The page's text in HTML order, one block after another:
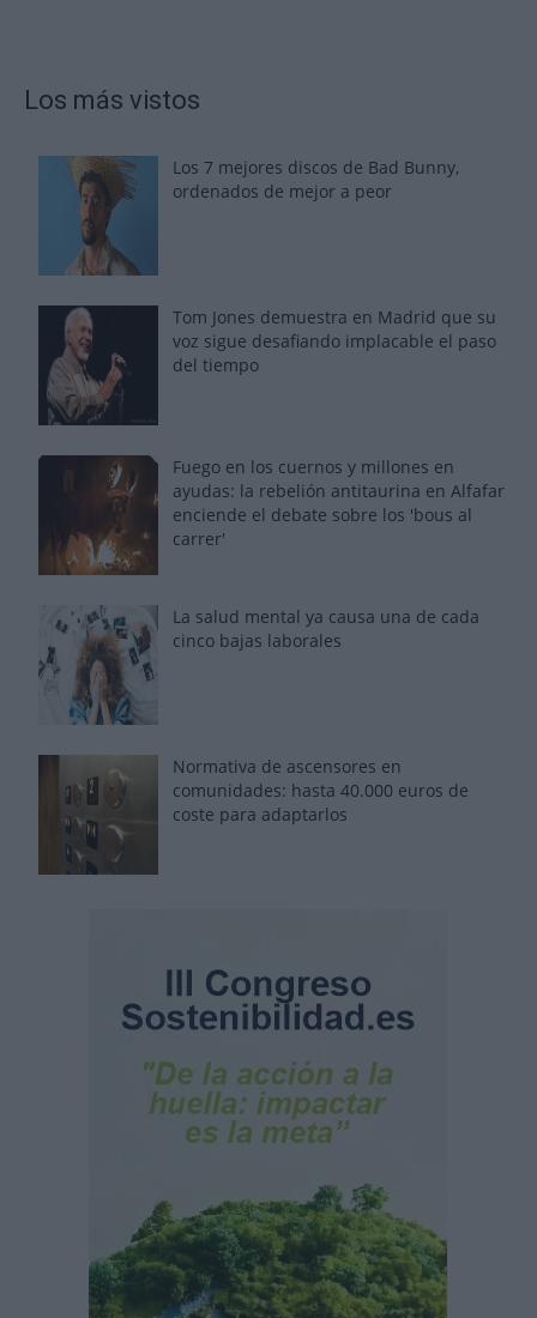
Los más vistos
Los 7 mejores discos de Bad Bunny,
ordenados de mejor a peor
Tom Jones demuestra en Madrid que su
voz sigue desafiando implacable el paso
del tiempo
Fuego en los cuernos y millones en
ayudas: la rebelión antitaurina en Alfafar
enciende el debate sobre los 'bous al
carrer'
La salud mental ya causa una de cada
cinco bajas laborales
Normativa de ascensores en
comunidades: hasta 40.000 euros de
coste para adaptarlos